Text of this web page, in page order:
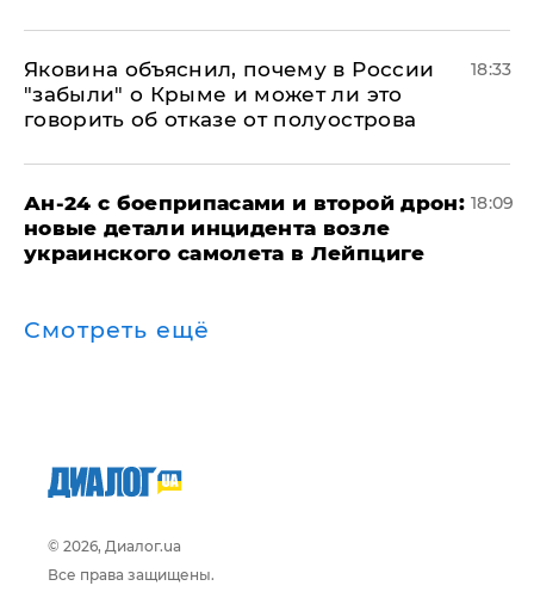
Яковина объяснил, почему в России
"забыли" о Крыме и может ли это
говорить об отказе от полуострова
18:33
Ан-24 с боеприпасами и второй дрон:
новые детали инцидента возле
украинского самолета в Лейпциге
18:09
Смотреть ещё
© 2026, Диалог.ua
Все права защищены.